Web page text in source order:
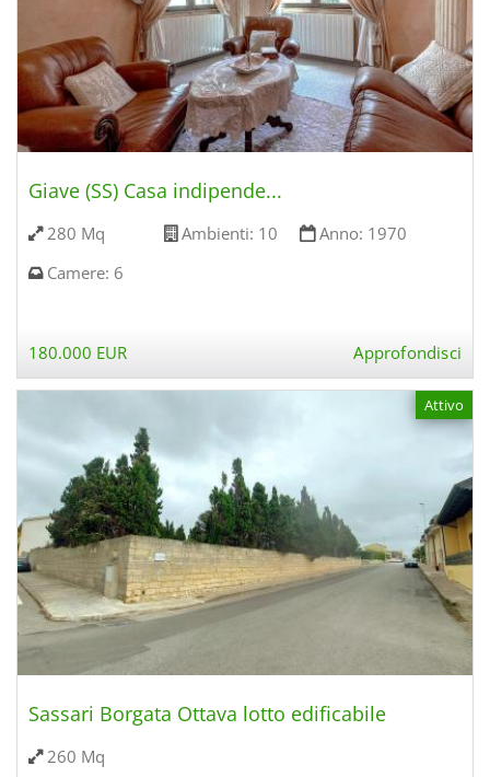
Giave (SS) Casa indipende...
280 Mq Ambienti: 10 Anno: 1970
Camere: 6
180.000 EUR Approfondisci
Attivo
Sassari Borgata Ottava lotto edificabile
260 Mq